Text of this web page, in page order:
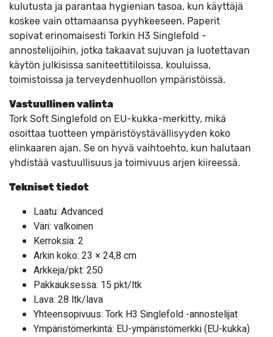
kulutusta ja parantaa hygienian tasoa, kun käyttäjä
koskee vain ottamaansa pyyhkeeseen. Paperit
sopivat erinomaisesti Torkin H3 Singlefold -
annostelijoihin, jotka takaavat sujuvan ja luotettavan
käytön julkisissa saniteettitiloissa, kouluissa,
toimistoissa ja terveydenhuollon ympäristöissä.
Vastuullinen valinta
Tork Soft Singlefold on EU-kukka-merkitty, mikä
osoittaa tuotteen ympäristöystävällisyyden koko
elinkaaren ajan. Se on hyvä vaihtoehto, kun halutaan
yhdistää vastuullisuus ja toimivuus arjen kiireessä.
Tekniset tiedot
Laatu: Advanced
Väri: valkoinen
Kerroksia: 2
Arkin koko: 23 × 24,8 cm
Arkkeja/pkt: 250
Pakkauksessa: 15 pkt/ltk
Lava: 28 ltk/lava
Yhteensopivuus: Tork H3 Singlefold -annostelijat
Ympäristömerkintä: EU-ympäristömerkki (EU-kukka)